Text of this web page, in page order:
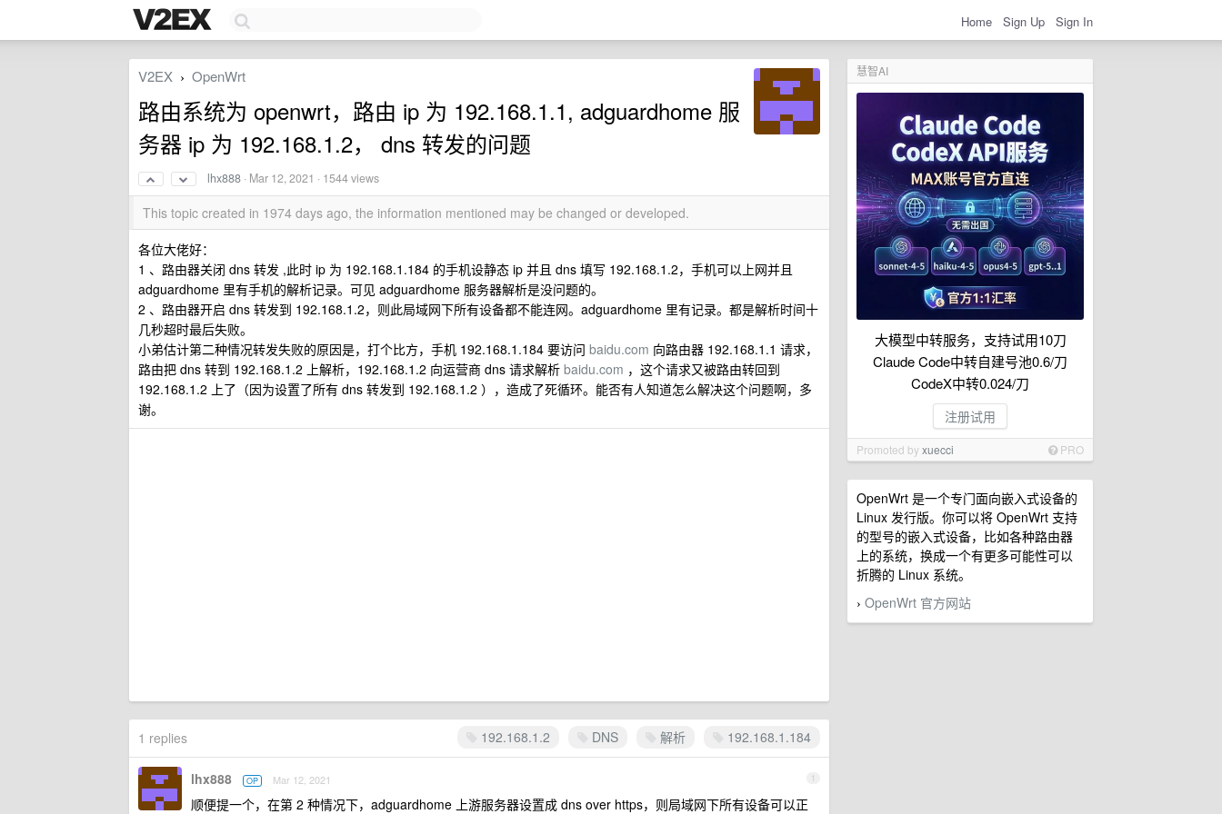
Home Sign Up Sign In
慧智AI
大模型中转服务，支持试用10刀
Claude Code中转自建号池0.6/刀
CodeX中转0.024/刀
注册试用
Promoted byxuecci PRO
OpenWrt 是一个专门面向嵌入式设备的
Linux 发行版。你可以将 OpenWrt 支持
的型号的嵌入式设备，比如各种路由器
上的系统，换成一个有更多可能性可以
折腾的 Linux 系统。
› OpenWrt 官方网站
V2EX › OpenWrt
路由系统为 openwrt，路由 ip 为 192.168.1.1, adguardhome 服
务器 ip 为 192.168.1.2， dns 转发的问题
lhx888 · Mar 12, 2021 · 1544 views
This topic created in 1974 days ago, the information mentioned may be changed or developed.
各位大佬好：
1 、路由器关闭 dns 转发 ,此时 ip 为 192.168.1.184 的手机设静态 ip 并且 dns 填写 192.168.1.2，手机可以上网并且
adguardhome 里有手机的解析记录。可见 adguardhome 服务器解析是没问题的。
2 、路由器开启 dns 转发到 192.168.1.2，则此局域网下所有设备都不能连网。adguardhome 里有记录。都是解析时间十
几秒超时最后失败。
小弟估计第二种情况转发失败的原因是，打个比方，手机 192.168.1.184 要访问 baidu.com 向路由器 192.168.1.1 请求，
路由把 dns 转到 192.168.1.2 上解析，192.168.1.2 向运营商 dns 请求解析 baidu.com ，这个请求又被路由转回到
192.168.1.2 上了（因为设置了所有 dns 转发到 192.168.1.2 ），造成了死循环。能否有人知道怎么解决这个问题啊，多
谢。
192.168.1.2 DNS 解析 192.168.1.184
1 replies
1
lhx888 OP Mar 12, 2021
顺便提一个，在第 2 种情况下，adguardhome 上游服务器设置成 dns over https，则局域网下所有设备可以正